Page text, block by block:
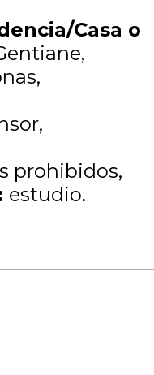
Casa o
prohibidos
estudio